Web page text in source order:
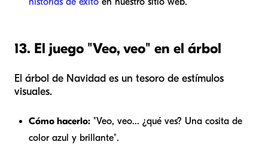
13. El juego "Veo, veo" en el árbol
El árbol de Navidad es un tesoro de estímulos
visuales.
Cómo hacerlo: "Veo, veo... ¿qué ves? Una cosita de
color azul y brillante".